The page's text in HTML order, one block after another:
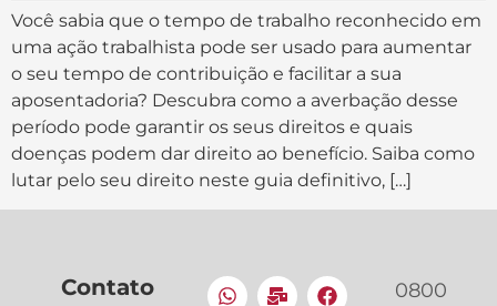
Você sabia que o tempo de trabalho reconhecido em
uma ação trabalhista pode ser usado para aumentar
o seu tempo de contribuição e facilitar a sua
aposentadoria? Descubra como a averbação desse
período pode garantir os seus direitos e quais
doenças podem dar direito ao benefício. Saiba como
lutar pelo seu direito neste guia definitivo, […]
Contato
0800